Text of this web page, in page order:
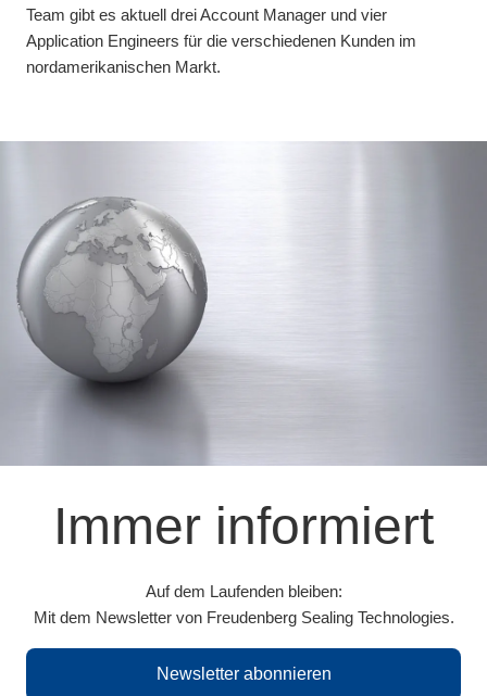
Team gibt es aktuell drei Account Manager und vier
Application Engineers für die verschiedenen Kunden im
nordamerikanischen Markt.
Immer informiert
Auf dem Laufenden bleiben:
Mit dem Newsletter von Freudenberg Sealing Technologies.
Newsletter abonnieren